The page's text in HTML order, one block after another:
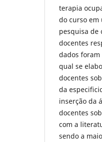
terapia
do curso em
pesquisa de
docentes
dados
qual se
docentes
da
inserção da
docentes
com a
sendo a